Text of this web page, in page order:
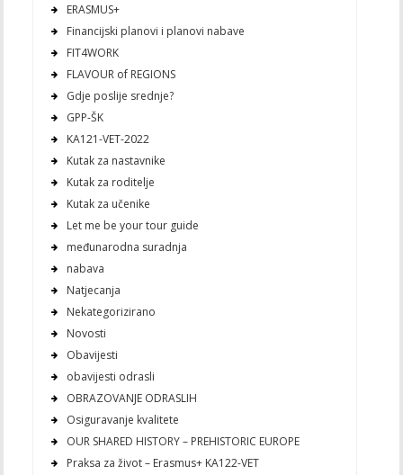
ERASMUS+
Financijski planovi i planovi nabave
FIT4WORK
FLAVOUR of REGIONS
Gdje poslije srednje?
GPP-ŠK
KA121-VET-2022
Kutak za nastavnike
Kutak za roditelje
Kutak za učenike
Let me be your tour guide
međunarodna suradnja
nabava
Natjecanja
Nekategorizirano
Novosti
Obavijesti
obavijesti odrasli
OBRAZOVANJE ODRASLIH
Osiguravanje kvalitete
OUR SHARED HISTORY – PREHISTORIC EUROPE
Praksa za život – Erasmus+ KA122-VET